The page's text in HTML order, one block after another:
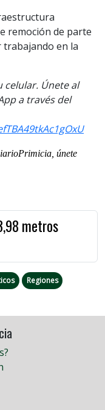
remoción de parte
trabajando en la
celular. Únete al
a través del
únete
metros
Regiones